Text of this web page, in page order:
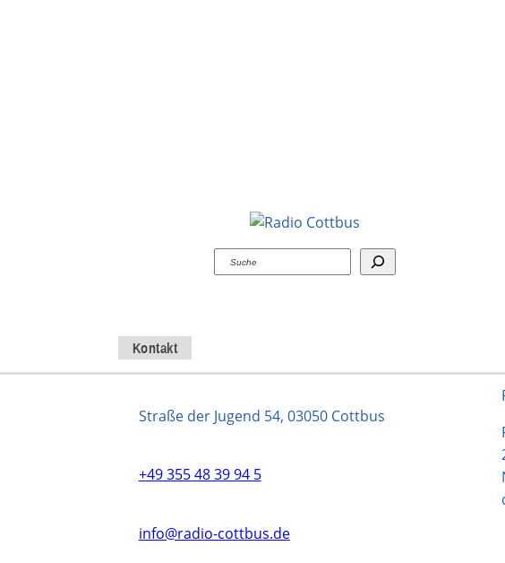
Suchen
Kontakt
Straße der Jugend 54, 03050 Cottbus
+49 355 48 39 94 5
info@radio-cottbus.de